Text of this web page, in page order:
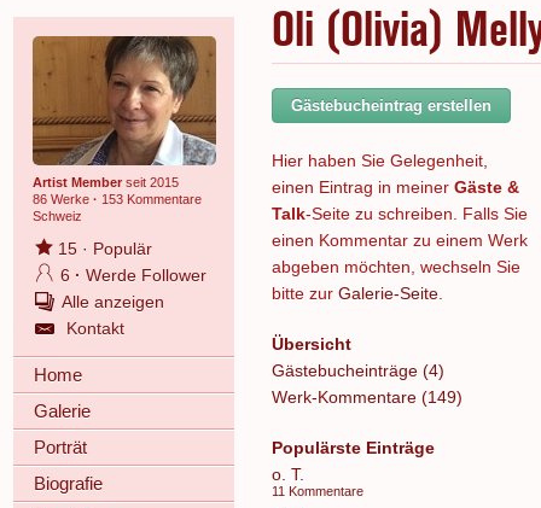
Der letzte Monat im Fokus
Alle Fokus-Werke
Standard-Ansicht
Fokus-Werke
Alle neuen Werke
Artist Memberseit 2015
86 Werke · 153 Kommentare
Schweiz
15· Populär
6 · Werde Follower
Alle anzeigen
Kontakt
Home
Galerie
Porträt
Biografie
Oli (Olivia)
Gästebucheintrag erstellen
Hier haben Sie Gelegenheit,
einen Eintrag in meiner Gäste &
Talk-Seite zu schreiben. Falls Sie
einen Kommentar zu einem Werk
abgeben möchten, wechseln Sie
bitte zur Galerie-Seite.
Übersicht
Gästebucheinträge (4)
Werk-Kommentare (149)
Populärste Einträge
o. T.
11 Kommentare